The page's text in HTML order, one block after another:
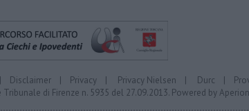
Disclaimer | Privacy | Privacy Nielsen | Durc |
di Firenze n. 5935 del 27.09.2013. Powered by